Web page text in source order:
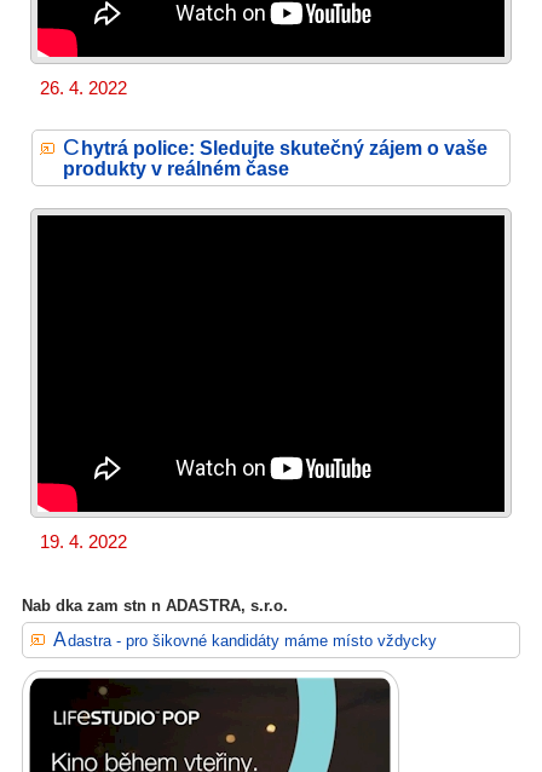
26. 4. 2022
Chytrá police: Sledujte skutečný zájem o vaše
produkty v reálném čase
19. 4. 2022
Nab dka zam stn n ADASTRA, s.r.o.
Adastra - pro šikovné kandidáty máme místo vždycky